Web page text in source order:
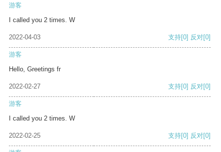
游客
I called you 2 times. W
2022-04-03 支持[0] 反对[0]
游客
Hello, Greetings fr
2022-02-27 支持[0] 反对[0]
游客
I called you 2 times. W
2022-02-25 支持[0] 反对[0]